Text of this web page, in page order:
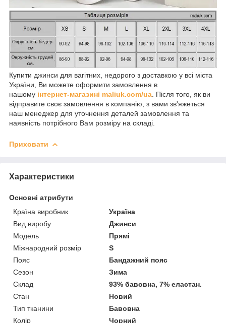
Купити джинси для вагітних, недорого з доставкою у всі міста
України, Ви можете оформити замовлення в
нашому інтернет-магазині maliuk.com/ua . Після того, як ви
відправите своє замовлення в компанію, з вами зв'яжеться
наш менеджер для уточнення деталей замовлення та
наявність потрібного Вам розміру на складі.
Приховати
Характеристики
Основні атрибути
Країна виробник
Україна
Вид виробу
Джинси
Модель
Прямі
Міжнародний розмір
S
Пояс
Бандажний пояс
Сезон
Зима
Склад
93% бавовна, 7% еластан.
Стан
Новий
Тип тканини
Бавовна
Колір
Чорний